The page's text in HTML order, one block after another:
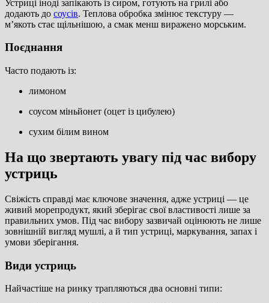
Устриці іноді запікають із сиром, готують на грилі або
додають до соусів. Теплова обробка змінює текстуру —
м’якоть стає щільнішою, а смак менш виражено морським.
Поєднання
Часто подають із:
лимоном
соусом міньйонет (оцет із цибулею)
сухим білим вином
На що звертають увагу під час вибору
устриць
Свіжість справді має ключове значення, адже устриці — це
живий морепродукт, який зберігає свої властивості лише за
правильних умов. Під час вибору зазвичай оцінюють не лише
зовнішній вигляд мушлі, а й тип устриці, маркування, запах і
умови зберігання.
Види устриць
Найчастіше на ринку трапляються два основні типи: